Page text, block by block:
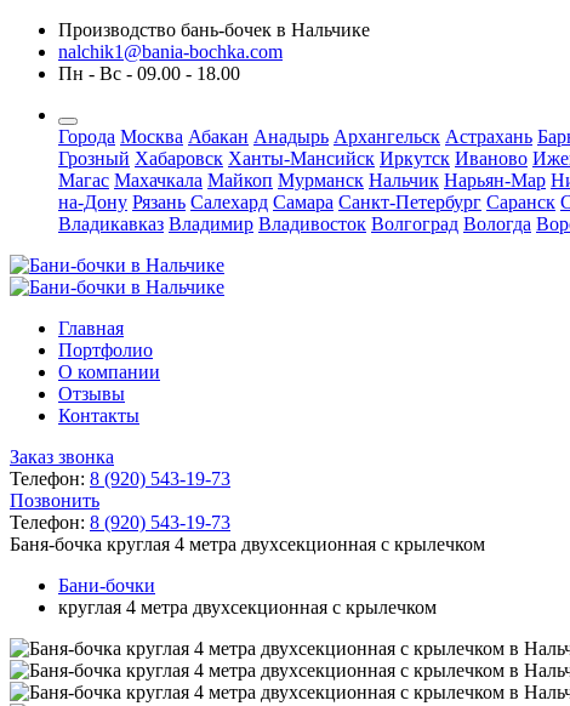
Производство бань-бочек в Нальчике
nalchik1@bania-bochka.com
Пн - Вс - 09.00 - 18.00
Города Москва Абакан Анадырь Архангельск Астрахань
Грозный Хабаровск Ханты-Мансийск Иркутск Иваново
Магас Махачкала Майкоп Мурманск Нальчик Нарьян-Мар
на-Дону Рязань Салехард Самара Санкт-Петербург Саранск
Владикавказ Владимир Владивосток Волгоград Вологда
Главная
Портфолио
О компании
Отзывы
Контакты
Заказ звонка
Телефон: 8 (920) 543-19-73
Позвонить
Телефон: 8 (920) 543-19-73
Баня-бочка круглая 4 метра двухсекционная с крылечком
Бани-бочки
круглая 4 метра двухсекционная с крылечком